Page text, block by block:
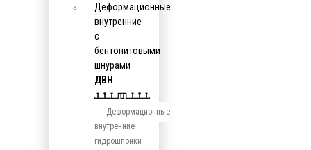
Деформационные
внутренние
с
бентонитовыми
шнурами
ДВН
Деформационные
внутренние
гидрошпонки